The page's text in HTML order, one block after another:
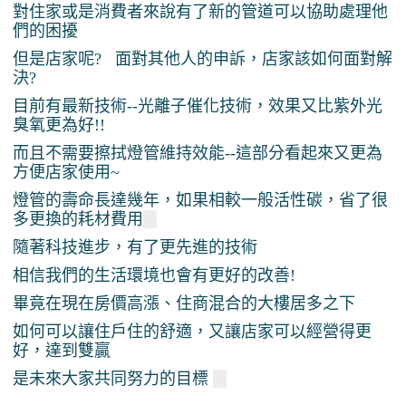
對住家或是消費者來說有了新的管道可以協助處理他
們的困擾
但是店家呢? 面對其他人的申訴，店家該如何面對解
決?
目前有最新技術--光離子催化技術，效果又比紫外光
臭氧更為好!!
而且不需要擦拭燈管維持效能--這部分看起來又更為
方便店家使用~
燈管的壽命長達幾年，如果相較一般活性碳，省了很
多更換的耗材費用
隨著科技進步，有了更先進的技術
相信我們的生活環境也會有更好的改善!
畢竟在現在房價高漲、住商混合的大樓居多之下
如何可以讓住戶住的舒適，又讓店家可以經營得更
好，達到雙贏
是未來大家共同努力的目標